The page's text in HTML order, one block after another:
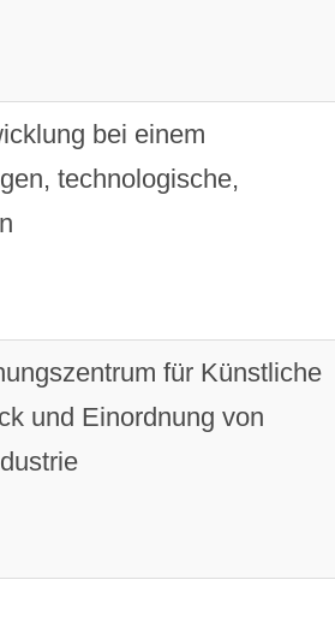
bei einem
technologische,
für Künstliche
und Einordnung von